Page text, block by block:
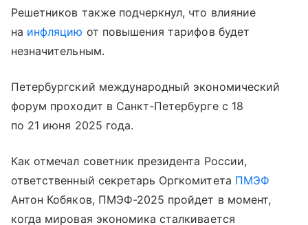
Решетников также подчеркнул, что влияние
на инфляцию от повышения тарифов будет
незначительным.
Петербургский международный экономический
форум проходит в Санкт-Петербурге с 18
по 21 июня 2025 года.
Как отмечал советник президента России,
ответственный секретарь Оргкомитета ПМЭФ
Антон Кобяков, ПМЭФ-2025 пройдет в момент,
когда мировая экономика сталкивается